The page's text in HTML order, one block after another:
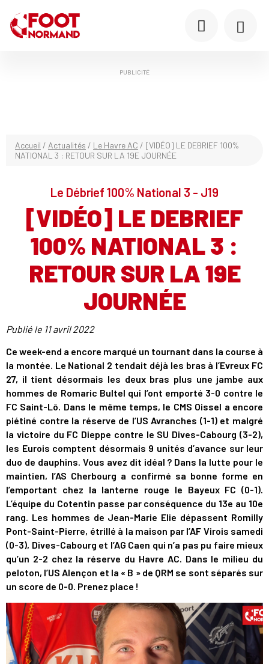
PUBLICITÉ
Accueil / Actualités / Le Havre AC / [VIDÉO] LE DEBRIEF 100%
NATIONAL 3 : RETOUR SUR LA 19E JOURNÉE
Le Débrief 100% National 3 - J19
[VIDÉO] LE DEBRIEF
100% NATIONAL 3 :
RETOUR SUR LA 19E
JOURNÉE
Publié le 11 avril 2022
Ce week-end a encore marqué un tournant dans la course à
la montée. Le National 2 tendait déjà les bras à l’Evreux FC
27, il tient désormais les deux bras plus une jambe aux
hommes de Romaric Bultel qui l’ont emporté 3-0 contre le
FC Saint-Lô. Dans le même temps, le CMS Oissel a encore
piétiné contre la réserve de l’US Avranches (1-1) et malgré
la victoire du FC Dieppe contre le SU Dives-Cabourg (3-2),
les Eurois comptent désormais 9 unités d’avance sur leur
duo de dauphins. Vous avez dit idéal ? Dans la lutte pour le
maintien, l’AS Cherbourg a confirmé sa bonne forme en
l’emportant chez la lanterne rouge le Bayeux FC (0-1).
L’équipe du Cotentin passe par conséquence du 13e au 10e
rang. Les hommes de Jean-Marie Elie dépassent Romilly
Pont-Saint-Pierre, étrillé à la maison par l’AF Virois samedi
(0-3), Dives-Cabourg et l’AG Caen qui n’a pas pu faire mieux
qu’un 2-2 chez la réserve du Havre AC. Dans le milieu du
peloton, l’US Alençon et la « B » de QRM se sont séparés sur
un score de 0-0. Prenez place !